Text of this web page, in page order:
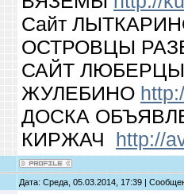
Сайт
ОСТРОВЦЫ
САЙТ
ЖУЛЕБИНО
ДОСКА
КИРЖАЧ http://
Дата: Среда, 05.03.2014, 17:39 |